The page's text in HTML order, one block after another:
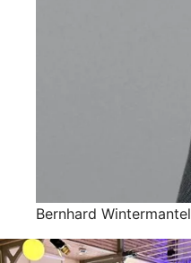
Bernhard Wintermantel